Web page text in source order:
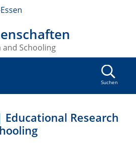
and Schooling
Suchen
Educational Research